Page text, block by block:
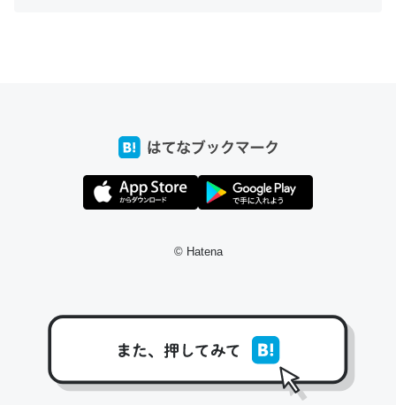
それを実質100倍以上に伸ばす効果があるはず……
─たまにLINEするくらいだった遠方の父67歳と僕。ITツール導入で
コミュニケーションが劇的に変化した｜tayorini by LIFULL介護
たいなのでネット環境作ったけどAlexaしか使わないので
回線代ほとんどかからないですよ。参考：
https://toyoshi.hatenablog.com/entry/2019/05/15/1805
© Hatena